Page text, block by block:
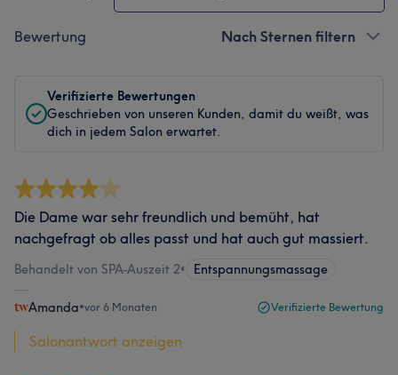
Bewertung Nach Sternen filtern
Verifizierte Bewertungen
Geschrieben von unseren Kunden, damit du weißt, was
dich in jedem Salon erwartet.
Die Dame war sehr freundlich und bemüht, hat
nachgefragt ob alles passt und hat auch gut massiert.
Behandelt von SPA-Auszeit 2• Entspannungsmassage
Amanda•vor 6 Monaten Verifizierte Bewertung
Salonantwort anzeigen